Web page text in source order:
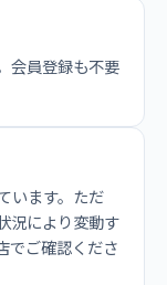
会員登録も不要
います。ただ
況により変動す
でご確認くださ